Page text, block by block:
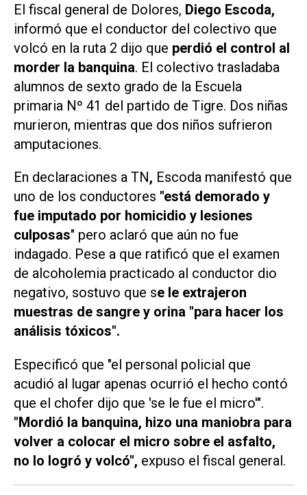
El fiscal general de Dolores, Diego Escoda,
informó que el conductor del colectivo que
volcó en la ruta 2 dijo que perdió el control al
morder la banquina. El colectivo trasladaba
alumnos de sexto grado de la Escuela
primaria Nº 41 del partido de Tigre. Dos niñas
murieron, mientras que dos niños sufrieron
amputaciones.
En declaraciones a TN, Escoda manifestó que
uno de los conductores "está demorado y
fue imputado por homicidio y lesiones
culposas" pero aclaró que aún no fue
indagado. Pese a que ratificó que el examen
de alcoholemia practicado al conductor dio
negativo, sostuvo que se le extrajeron
muestras de sangre y orina "para hacer los
análisis tóxicos".
Especificó que "el personal policial que
acudió al lugar apenas ocurrió el hecho contó
que el chofer dijo que 'se le fue el micro'".
"Mordió la banquina, hizo una maniobra para
volver a colocar el micro sobre el asfalto,
no lo logró y volcó", expuso el fiscal general.